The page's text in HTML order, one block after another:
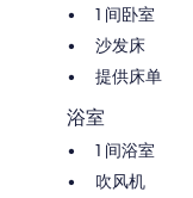
1 间卧室
沙发床
提供床单
浴室
1 间浴室
吹风机